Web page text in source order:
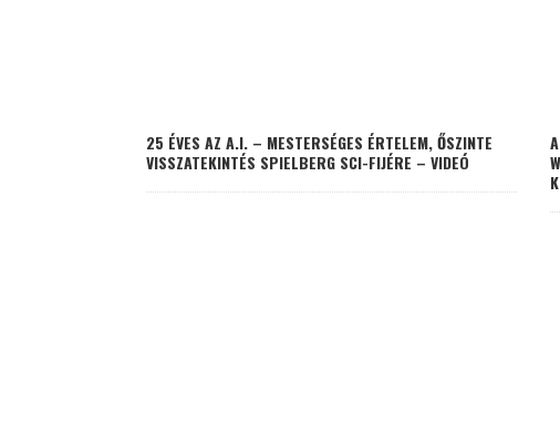
25 ÉVES AZ A.I. – MESTERSÉGES ÉRTELEM, ŐSZINTE
VISSZATEKINTÉS SPIELBERG SCI-FIJÉRE – VIDEÓ